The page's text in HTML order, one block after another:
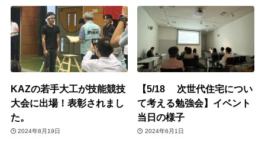
KAZの若手大工が技能競技
大会に出場！表彰されまし
た。
2024年8月19日
【5/18 次世代住宅につい
て考える勉強会】イベント
当日の様子
2024年6月1日